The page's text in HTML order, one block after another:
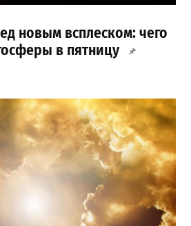
новым всплеском: чего
в пятницу